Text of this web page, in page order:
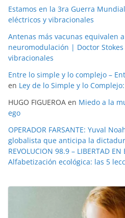
Estamos en la 3ra Guerra
eléctricos y vibracionales
Antenas más vacunas equivalen
neuromodulación | Doctor Stokes
vibracionales
Entre lo simple y lo complejo –
en Ley de lo Simple y lo
HUGO FIGUEROA en Miedo a la
ego
OPERADOR FARSANTE: Yuval
globalista que anticipa la
REVOLUCION 98.9 – LIBERTAD EN
Alfabetización ecológica: las 5